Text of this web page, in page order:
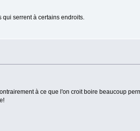
serrent à certains endroits.
à ce que l'on croit boire beaucoup